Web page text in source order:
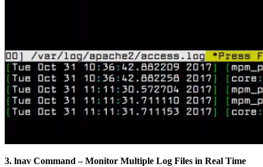
3. lnav Command – Monitor Multiple Log Files in Real Time